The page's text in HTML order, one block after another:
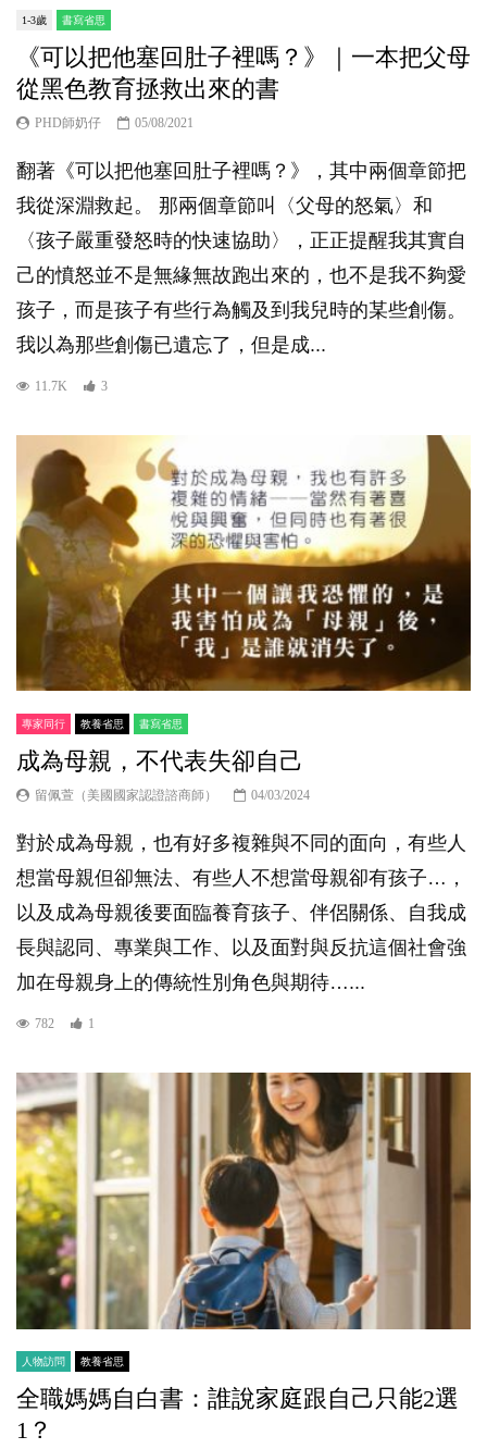
1-3歲 書寫省思
《可以把他塞回肚子裡嗎？》｜一本把父母
從黑色教育拯救出來的書
PHD師奶仔 05/08/2021
翻著《可以把他塞回肚子裡嗎？》，其中兩個章節把
我從深淵救起。 那兩個章節叫〈父母的怒氣〉和
〈孩子嚴重發怒時的快速協助〉，正正提醒我其實自
己的憤怒並不是無緣無故跑出來的，也不是我不夠愛
孩子，而是孩子有些行為觸及到我兒時的某些創傷。
我以為那些創傷已遺忘了，但是成...
11.7K 3
專家同行 教養省思 書寫省思
成為母親，不代表失卻自己
留佩萱（美國國家認證諮商師） 04/03/2024
對於成為母親，也有好多複雜與不同的面向，有些人
想當母親但卻無法、有些人不想當母親卻有孩子…，
以及成為母親後要面臨養育孩子、伴侶關係、自我成
長與認同、專業與工作、以及面對與反抗這個社會強
加在母親身上的傳統性別角色與期待…...
782 1
人物訪問 教養省思
全職媽媽自白書：誰說家庭跟自己只能2選
1？